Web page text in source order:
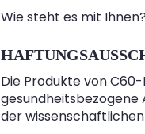
Wie steht es mit
Die Produkte von
gesundheitsbezogene
der